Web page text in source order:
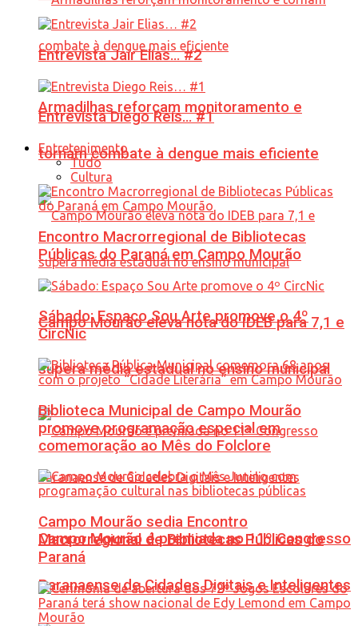
Armadilhas reforçam monitoramento e
tornam combate à dengue mais eficiente
Campo Mourão eleva nota do IDEB para 7,1 e
supera média estadual no ensino municipal
Campo Mourão é premiada no 11º Congresso
Paranaense de Cidades Digitais e Inteligentes
Entrevista Jair Elias… #2
Entrevista Diego Reis… #1
Entretenimento
Tudo
Cultura
Encontro Macrorregional de Bibliotecas
Públicas do Paraná em Campo Mourão
Sábado: Espaço Sou Arte promove o 4º
CircNic
Biblioteca Municipal de Campo Mourão
promove programação especial em
comemoração ao Mês do Folclore
Campo Mourão sedia Encontro
Macrorregional de Bibliotecas Públicas do
Paraná